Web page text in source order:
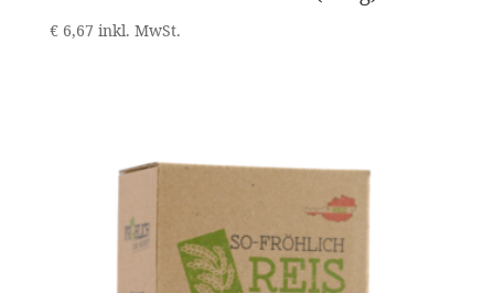
€6,67 inkl. MwSt.